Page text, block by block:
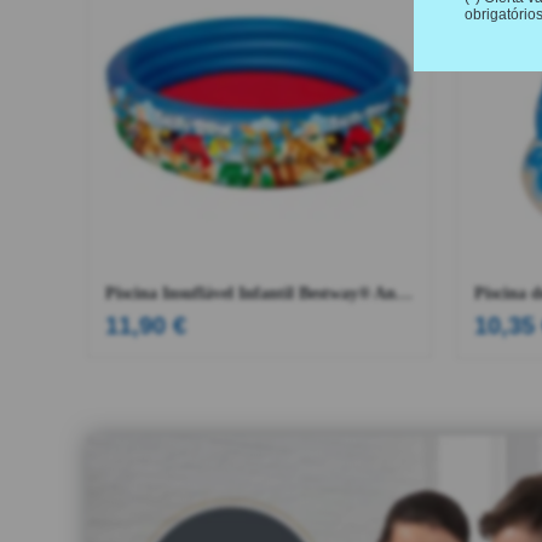
Piscina Insuflável Infantil Bestway® Angry Birds 1,52 m x 30 cm
11,90€ 10,35